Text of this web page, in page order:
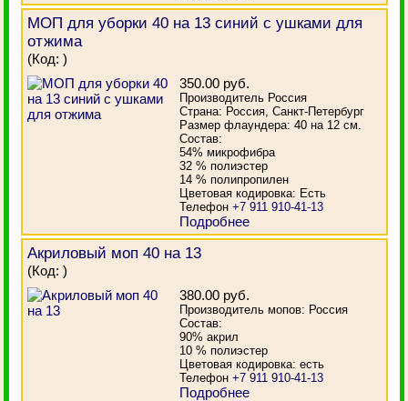
МОП для уборки 40 на 13 синий с ушками для
отжима
(Код:)
350.00 руб.
Производитель Россия
Страна: Россия, Санкт-Петербург
Размер флаундера: 40 на 12 см.
Состав:
54% микрофибра
32 % полиэстер
14 % полипропилен
Цветовая кодировка: Есть
Телефон+7 911 910-41-13
Подробнее
Акриловый моп 40 на 13
(Код:)
380.00 руб.
Производитель мопов: Россия
Состав:
90% акрил
10 % полиэстер
Цветовая кодировка: есть
Телефон+7 911 910-41-13
Подробнее